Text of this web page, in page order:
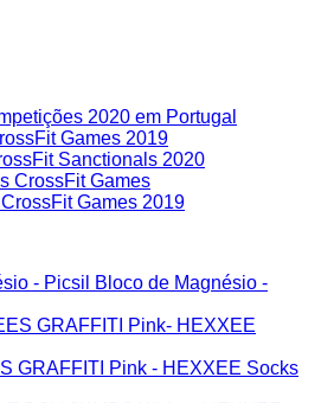
2020 em Portugal
Portugal
Games 2019No
Comments
Acompanhar
2019
Sanctionals 2020No
Sanctionals
CrossFit GamesNo
Comments
ir
CrossFit
Games 2019No
dos
Games
Bloco de Magnésio -
GRAFFITI Pink - HEXXEE Socks